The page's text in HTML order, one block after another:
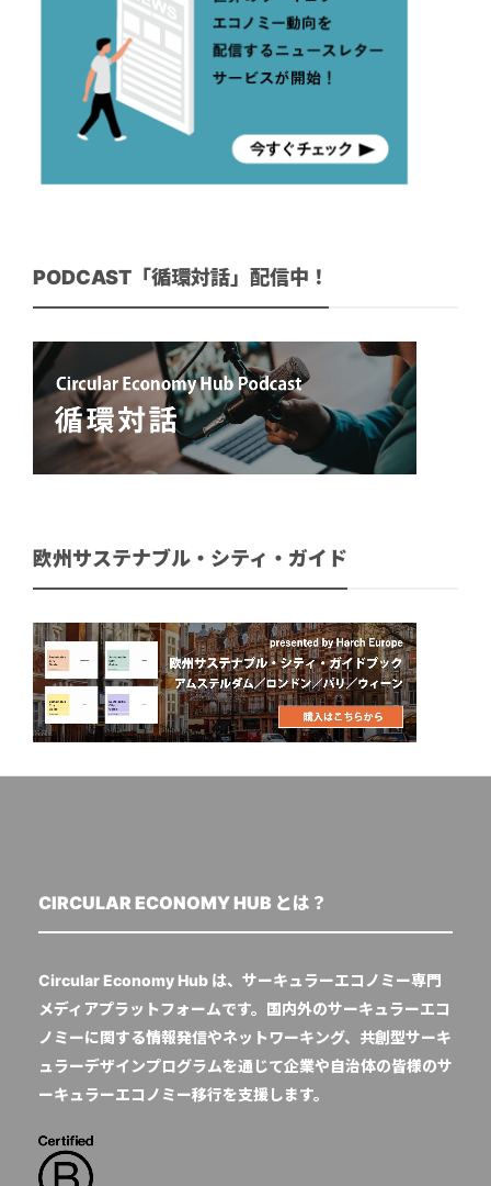
PODCAST「循環対話」配信中！
欧州サステナブル・シティ・ガイド
CIRCULAR ECONOMY HUB とは？
Circular Economy Hub は、サーキュラーエコノミー専門
メディアプラットフォームです。国内外のサーキュラーエコ
ノミーに関する情報発信やネットワーキング、共創型サーキ
ュラーデザインプログラムを通じて企業や自治体の皆様のサ
ーキュラーエコノミー移行を支援します。